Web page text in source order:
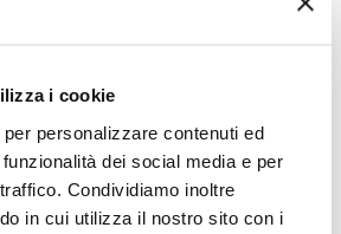
i cookie
personalizzare contenuti ed
dei social media e per
Condividiamo inoltre
in cui utilizza il nostro sito con i